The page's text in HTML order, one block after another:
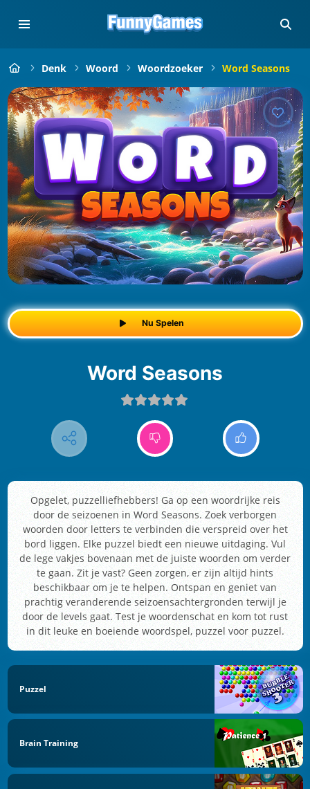
Denk Woord Woordzoeker Word Seasons
Nu Spelen
Word Seasons
Opgelet, puzzelliefhebbers! Ga op een woordrijke reis
door de seizoenen in Word Seasons. Zoek verborgen
woorden door letters te verbinden die verspreid over het
bord liggen. Elke puzzel biedt een nieuwe uitdaging. Vul
de lege vakjes bovenaan met de juiste woorden om verder
te gaan. Zit je vast? Geen zorgen, er zijn altijd hints
beschikbaar om je te helpen. Ontspan en geniet van
prachtig veranderende seizoensachtergronden terwijl je
door de levels gaat. Test je woordenschat en kom tot rust
in dit leuke en boeiende woordspel, puzzel voor puzzel.
Puzzel
Brain Training